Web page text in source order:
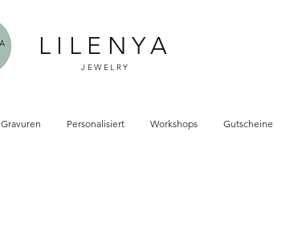
LILENYA
JEWELRY
Gravuren Personalisiert Workshops Gutscheine